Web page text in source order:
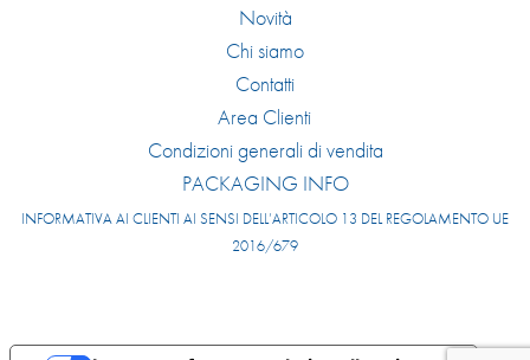
Novità
Chi siamo
Contatti
Area Clienti
Condizioni generali di vendita
PACKAGING INFO
INFORMATIVA AI CLIENTI AI SENSI DELL’ARTICOLO 13 DEL REGOLAMENTO UE
2016/679